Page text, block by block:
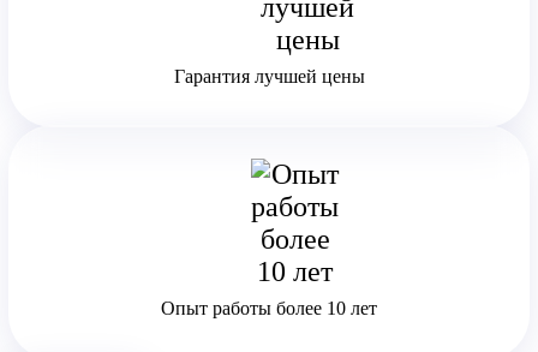
Гарантия лучшей цены
Опыт работы более 10 лет